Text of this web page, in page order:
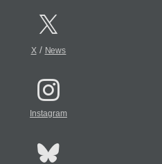
X/ News
Instagram